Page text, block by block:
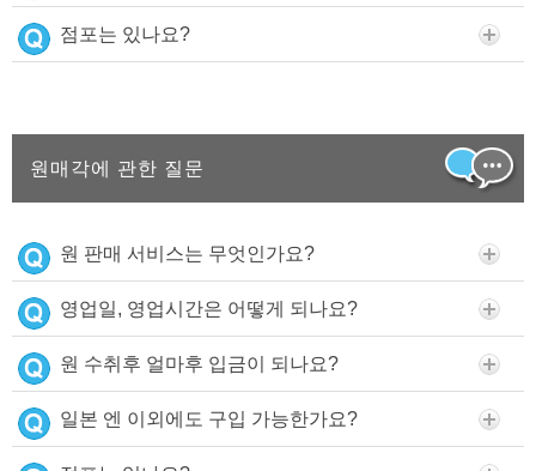
점포는 있나요?
원매각에 관한 질문
원 판매 서비스는 무엇인가요?
영업일, 영업시간은 어떻게 되나요?
원 수취후 얼마후 입금이 되나요?
일본 엔 이외에도 구입 가능한가요?